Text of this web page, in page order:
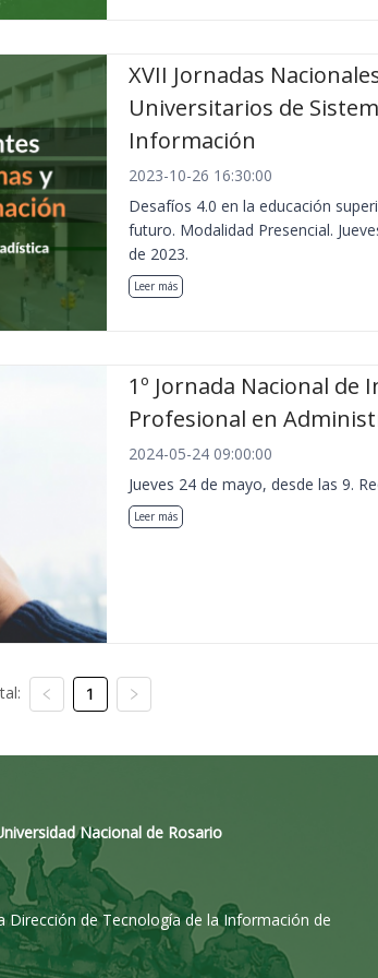
XVII Jornadas
Universitarios de
Información
2023-10-26 16:30:00
Desafíos 4.0 en la educación
futuro. Modalidad Presencial.
de 2023.
Leer más
1º Jornada Nacional de
Profesional en
2024-05-24 09:00:00
Jueves 24 de mayo, desde las 9.
Leer más
1
Nacional de Rosario
de Tecnología de la Información de